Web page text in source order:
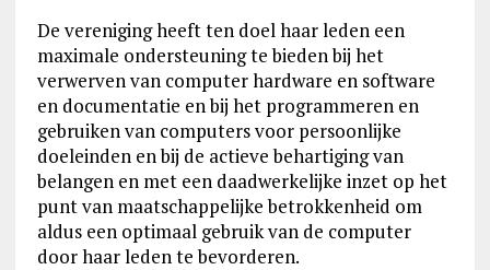
De vereniging heeft ten doel haar leden een
maximale ondersteuning te bieden bij het
verwerven van computer hardware en software
en documentatie en bij het programmeren en
gebruiken van computers voor persoonlijke
doeleinden en bij de actieve behartiging van
belangen en met een daadwerkelijke inzet op het
punt van maatschappelijke betrokkenheid om
aldus een optimaal gebruik van de computer
door haar leden te bevorderen.